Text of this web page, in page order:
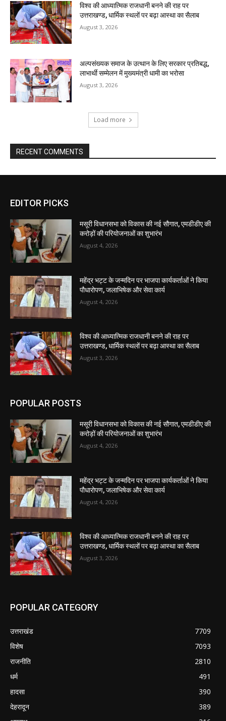
EDITOR PICKS
मसूरी विधानसभा को विकास की नई सौगात, एमडीडीए की
करोड़ों की परियोजनाओं का शुभारंभ
August 4, 2026
महेंद्र भट्ट के जन्मदिन पर भाजपा कार्यकर्ताओं ने किया
पौधारोपण, जलाभिषेक और सेवा कार्य
August 4, 2026
विश्व की आध्यात्मिक राजधानी बनने की राह पर
उत्तराखण्ड, धार्मिक स्थलों पर बढ़ा आस्था का सैलाब
August 3, 2026
POPULAR POSTS
मसूरी विधानसभा को विकास की नई सौगात, एमडीडीए की
करोड़ों की परियोजनाओं का शुभारंभ
August 4, 2026
महेंद्र भट्ट के जन्मदिन पर भाजपा कार्यकर्ताओं ने किया
पौधारोपण, जलाभिषेक और सेवा कार्य
August 4, 2026
विश्व की आध्यात्मिक राजधानी बनने की राह पर
उत्तराखण्ड, धार्मिक स्थलों पर बढ़ा आस्था का सैलाब
August 3, 2026
POPULAR CATEGORY
उत्तराखंड
7709
विशेष
7093
राजनीति
2810
धर्म
491
हादसा
390
देहरादून
389